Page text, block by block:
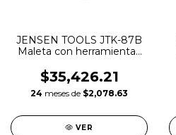
JENSEN TOOLS JTK-87B
Maleta con herramientas
$35,426.21
24 meses de $2,078.63
VER